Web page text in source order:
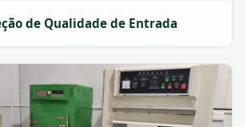
de Qualidade de Entrada